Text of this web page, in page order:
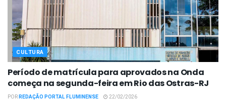
CULTURA
Período de matrícula para aprovados na Onda
começa na segunda-feira em Rio das Ostras-RJ
PORREDAÇÃO PORTAL FLUMINENSE 22/02/2026